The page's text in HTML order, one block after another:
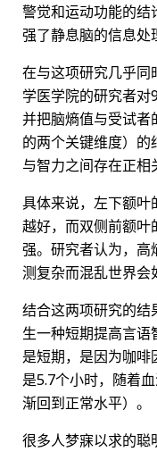
警觉和运动功能的结
强了静息脑的信息处
在与这项研究几乎同
学医学院的研究者对
并把脑熵值与受试者
的两个关键维度）
与智力之间存在正相
具体来说，左下额叶
越好，而双侧前额叶
强。研究者认为，高
测复杂而混乱世界会
结合这两项研究的结
生一种短期提高言
是短期，是因为咖
是5.7个小时，随着
渐回到正常水平）。
很多人梦寐以求的聪